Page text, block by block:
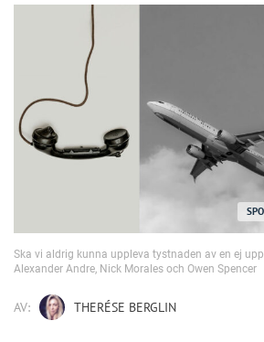
Ska vi aldrig kunna uppleva tystnaden av en ej
Alexander Andre, Nick Morales och Owen Spencer
AV: THERÉSE BERGLIN